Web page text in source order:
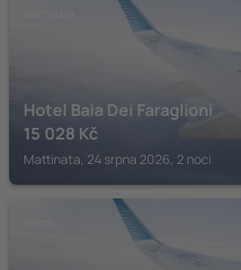
Hotel Baia Dei Faraglioni
15 028 Kč
Mattinata, 24 srpna 2026, 2 noci